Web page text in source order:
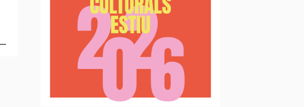
[Amb vídeos] L’arribada d’una esperada i intensa
acompanyada de calamarsa no dona treva